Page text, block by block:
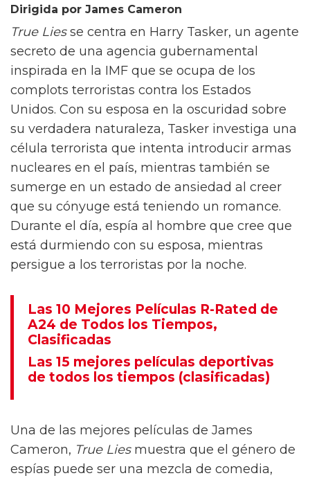
Dirigida por James Cameron
True Liesse centra en Harry Tasker, un agente
secreto de una agencia gubernamental
inspirada en la IMF que se ocupa de los
complots terroristas contra los Estados
Unidos. Con su esposa en la oscuridad sobre
su verdadera naturaleza, Tasker investiga una
célula terrorista que intenta introducir armas
nucleares en el país, mientras también se
sumerge en un estado de ansiedad al creer
que su cónyuge está teniendo un romance.
Durante el día, espía al hombre que cree que
está durmiendo con su esposa, mientras
persigue a los terroristas por la noche.
Las 10 Mejores Películas R-Rated de
A24 de Todos los Tiempos,
Clasificadas
Las 15 mejores películas deportivas
de todos los tiempos (clasificadas)
Una de las mejores películas de James
Cameron, True Liesmuestra que el género de
espías puede ser una mezcla de comedia,